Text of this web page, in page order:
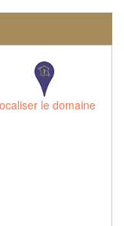
le domaine